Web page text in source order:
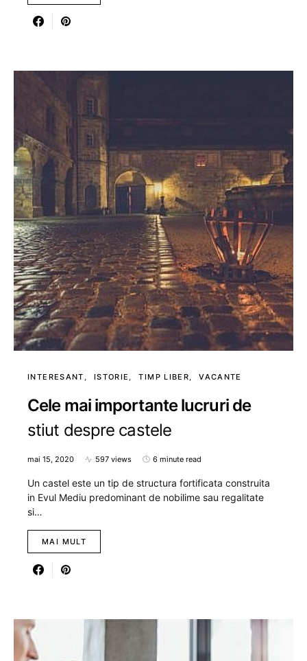
INTERESANT ISTORIE TIMP LIBER VACANTE
Cele mai importante lucruri de
stiut despre castele
mai 15, 2020 597 views 6 minute read
Un castel este un tip de structura fortificata construita
in Evul Mediu predominant de nobilime sau regalitate
si…
MAI MULT